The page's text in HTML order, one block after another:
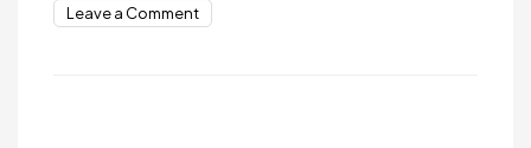
Leave a Commenton